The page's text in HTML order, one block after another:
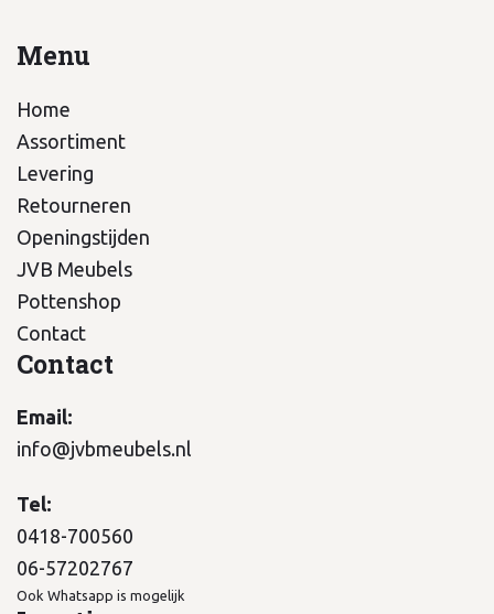
Menu
Home
Assortiment
Levering
Retourneren
Openingstijden
JVB Meubels
Pottenshop
Contact
Contact
Email:
info@jvbmeubels.nl
Tel:
0418-700560
06-57202767
Ook Whatsapp is mogelijk